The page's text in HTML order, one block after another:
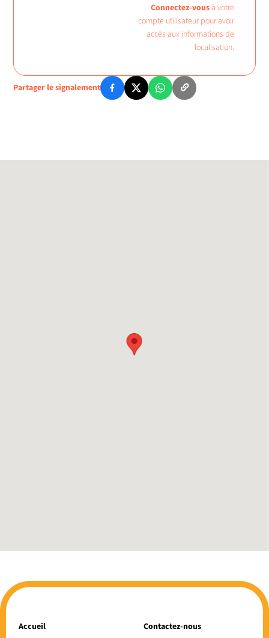
Connectez-vousà votre
compte utilisateur pour avoir
accès aux informations de
localisation.
Partager le signalement
Accueil
Contactez-nous